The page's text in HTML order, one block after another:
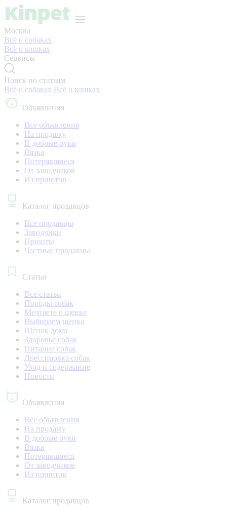
Москва
Всё о собаках
Всё о кошках
Сервисы
Поиск по статьям
Всё о собаках Всё о кошках
Объявления
Все объявления
На продажу
В добрые руки
Вязка
Потерявшиеся
От заводчиков
Из приютов
Каталог продавцов
Все продавцы
Заводчики
Приюты
Частные продавцы
Статьи
Все статьи
Породы собак
Мечтаете о щенке
Выбираем щенка
Щенок дома
Здоровье собак
Питание собак
Дрессировка собак
Уход и содержание
Новости
Объявления
Все объявления
На продажу
В добрые руки
Вязка
Потерявшиеся
От заводчиков
Из приютов
Каталог продавцов